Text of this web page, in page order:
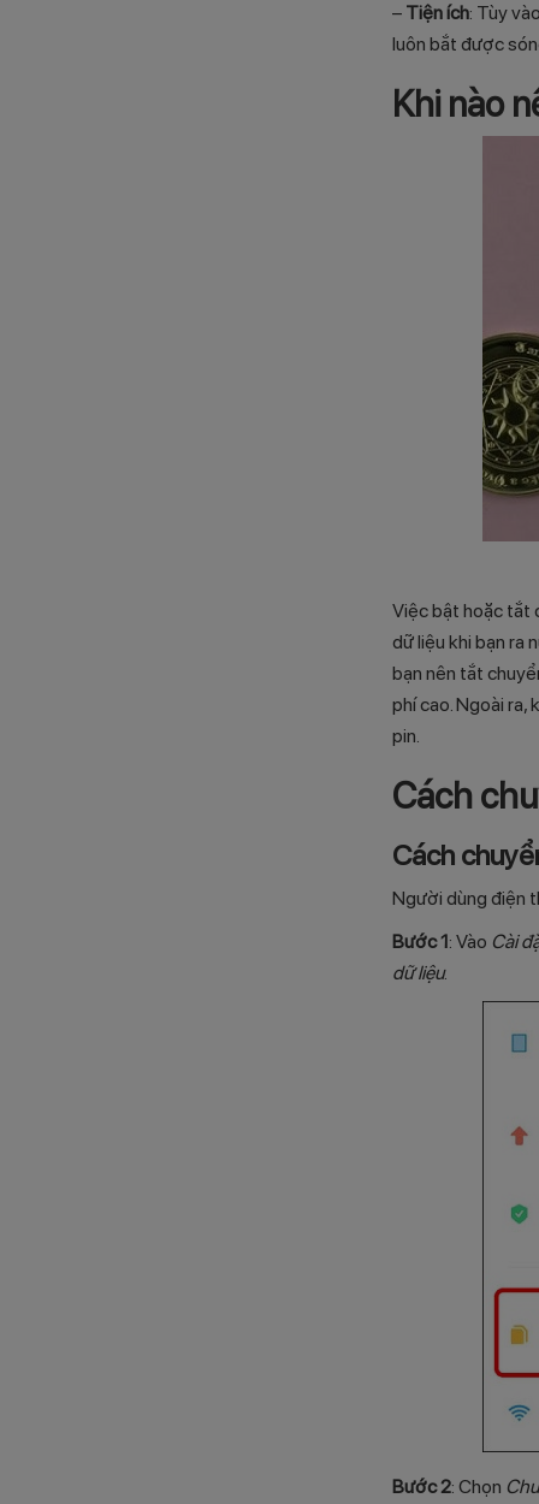
– Tiện ích: Tùy
luôn bắt được
Khi nào
Việc bật hoặc tắt
dữ liệu khi bạn ra
bạn nên tắt
phí cao. Ngoài ra,
pin.
Cách
Cách
Người dùng điện
Bước 1: Vào Cài
dữ liệu.
Bước 2: Chọn